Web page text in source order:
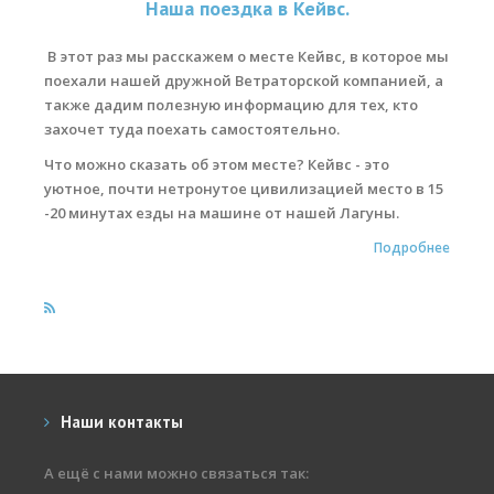
Наши Станции
Ветратория.Вьетнам
Ветратория Россия
Ветратория.Египет
Прокат Винг Фоил
Продажа оборудования
Наша поездка в Кейвс.
В этот раз мы расскажем о месте Кейвс, в которое мы
поехали нашей дружной Ветраторской компанией, а
также дадим полезную информацию для тех, кто
захочет туда поехать самостоятельно.
Что можно сказать об этом месте? Кейвс - это
уютное, почти нетронутое цивилизацией место в 15
-20 минутах езды на машине от нашей Лагуны.
Подробнее
Наши контакты
А ещё с нами можно связаться так: